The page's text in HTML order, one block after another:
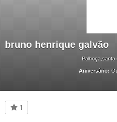
bruno henrique galvão
Palhoça,santa
Aniversário:
1